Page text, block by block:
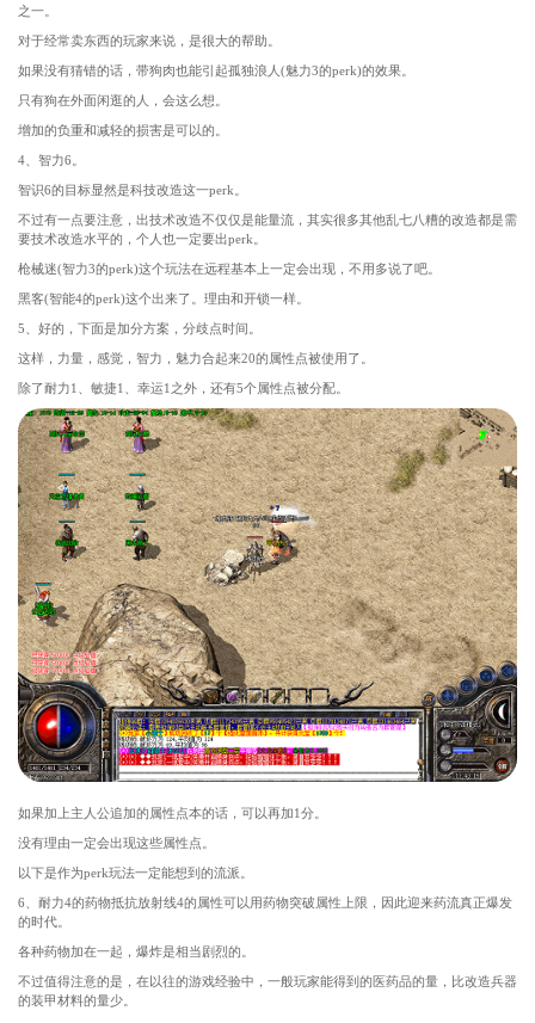
之一。
对于经常卖东西的玩家来说，是很大的帮助。
如果没有猜错的话，带狗肉也能引起孤独浪人(魅力3的perk)的效果。
只有狗在外面闲逛的人，会这么想。
增加的负重和减轻的损害是可以的。
4、智力6。
智识6的目标显然是科技改造这一perk。
不过有一点要注意，出技术改造不仅仅是能量流，其实很多其他乱七八糟的改造都是需
要技术改造水平的，个人也一定要出perk。
枪械迷(智力3的perk)这个玩法在远程基本上一定会出现，不用多说了吧。
黑客(智能4的perk)这个出来了。理由和开锁一样。
5、好的，下面是加分方案，分歧点时间。
这样，力量，感觉，智力，魅力合起来20的属性点被使用了。
除了耐力1、敏捷1、幸运1之外，还有5个属性点被分配。
如果加上主人公追加的属性点本的话，可以再加1分。
没有理由一定会出现这些属性点。
以下是作为perk玩法一定能想到的流派。
6、耐力4的药物抵抗放射线4的属性可以用药物突破属性上限，因此迎来药流真正爆发
的时代。
各种药物加在一起，爆炸是相当剧烈的。
不过值得注意的是，在以往的游戏经验中，一般玩家能得到的医药品的量，比改造兵器
的装甲材料的量少。